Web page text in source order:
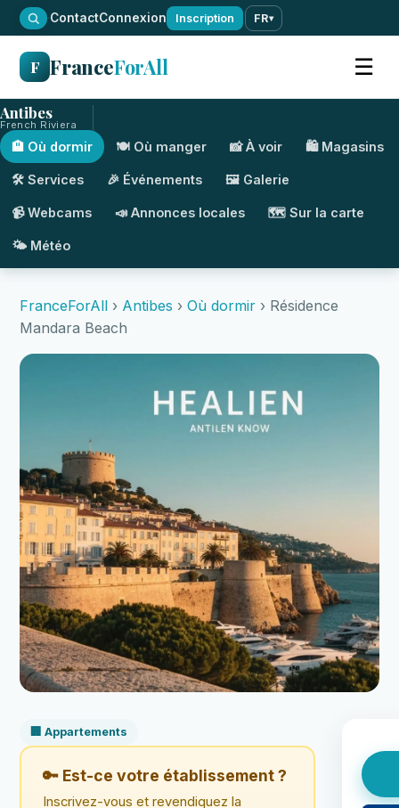
·ContactConnexion Inscription FR▾
F FranceForAll ☰
Antibes
French Riviera
🏨 Où dormir 🍽️ Où manger 📸 À voir 🛍️ Magasins
🛠️ Services 🎉 Événements 🖼️ Galerie
📹 Webcams 📣 Annonces locales 🗺️ Sur la carte
🌤️ Météo
FranceForAll › Antibes › Où dormir › Résidence
Mandara Beach
🏢 Appartements
🔑 Est-ce votre établissement ?
Inscrivez-vous et revendiquez la